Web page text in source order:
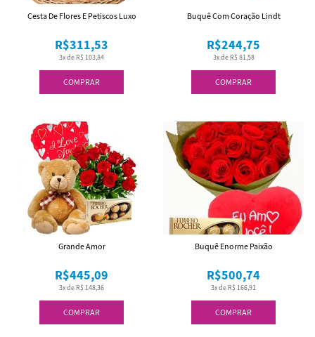
COMPRAR
3x de R$ 103,84
R$311,53
Cesta De Flores E Petiscos Luxo
COMPRAR
3x de R$ 81,58
R$244,75
Buquê Com Coração Lindt
COMPRAR
3x de R$ 148,36
R$445,09
Grande Amor
COMPRAR
3x de R$ 166,91
R$500,74
Buquê Enorme Paixão